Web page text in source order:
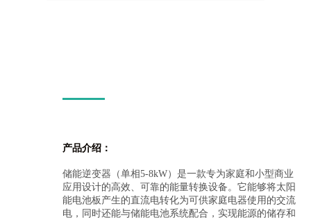
产品介绍：
储能逆变器（单相5-8kW）是一款专为家庭和小型商业
应用设计的高效、可靠的能量转换设备。它能够将太阳
能电池板产生的直流电转化为可供家庭电器使用的交流
电，同时还能与储能电池系统配合，实现能源的储存和